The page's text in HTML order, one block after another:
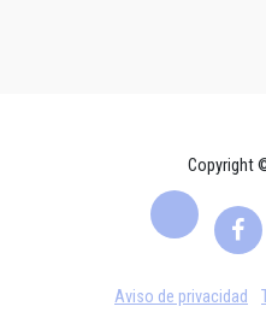
Copyright
Aviso de privacidad